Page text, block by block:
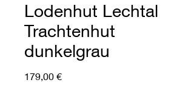
Lodenhut Lechtal
Trachtenhut
dunkelgrau
179,00 €Preis